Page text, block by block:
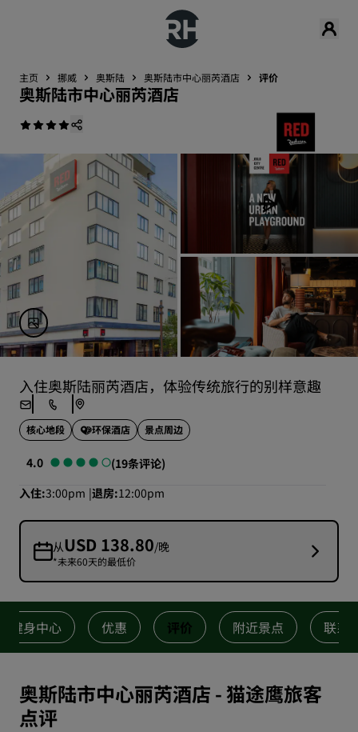
主页 挪威 奥斯陆 奥斯陆市中心丽芮酒店 评价
奥斯陆市中心丽芮酒店
入住奥斯陆丽芮酒店，体验传统旅行的别样意趣
核心地段 环保酒店 景点周边
4.0
(19条评论)
入住 3:00pm 退房 12:00pm
从USD 138.80/晚
*未来60天的最低价
健身中心 优惠 评价 附近景点 联系
奥斯陆市中心丽芮酒店 -猫途鹰旅客
点评